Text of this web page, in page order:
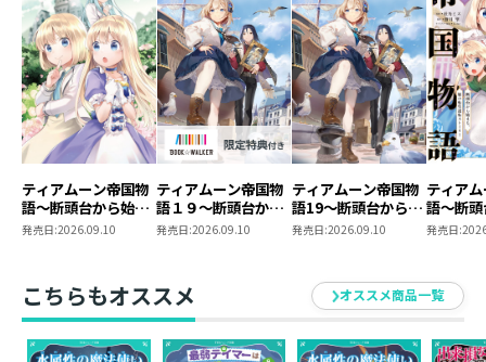
ティアムーン帝国物
語～断頭台から始ま
る、姫の転生逆転ス
発売日:2026.09.10
ティアムーン帝国物
語１９～断頭台から
始まる、姫の転生逆
き】
発売日:2026.09.10
ティアムーン帝国物
語19～断頭台から始
まる、姫の転生逆転
発売日:2026.09.10
ティア
語～断
る、姫
発売日:
こちらもオススメ オススメ商品一覧